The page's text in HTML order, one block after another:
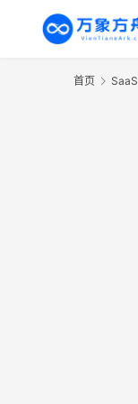
首页 SaaS